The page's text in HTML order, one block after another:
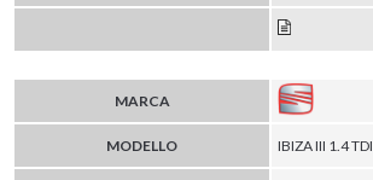
MARCA
MODELLO IBIZA III 1.4 TDI